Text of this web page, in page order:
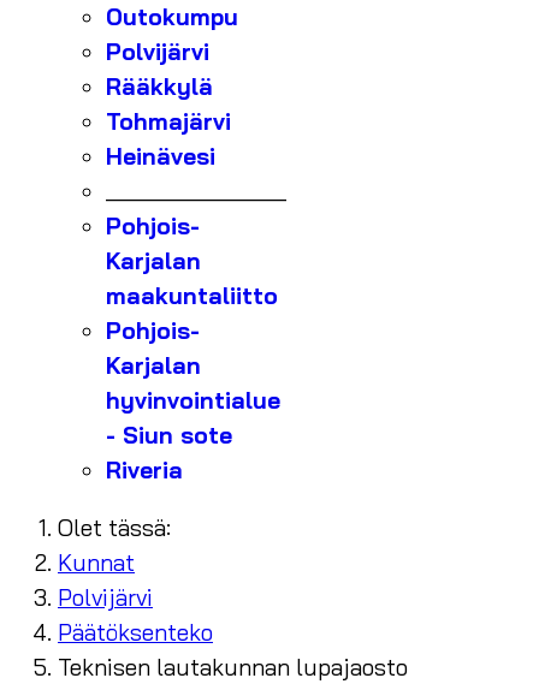
Outokumpu
Polvijärvi
Rääkkylä
Tohmajärvi
Heinävesi
Pohjois-
Karjalan
maakuntaliitto
Pohjois-
Karjalan
hyvinvointialue
- Siun sote
Riveria
Olet tässä:
Kunnat
Polvijärvi
Päätöksenteko
Teknisen lautakunnan lupajaosto